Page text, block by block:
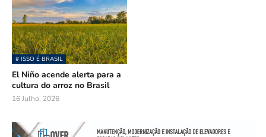
# ISSO É BRASIL
El Niño acende alerta para a
cultura do arroz no Brasil
16 Julho, 2026